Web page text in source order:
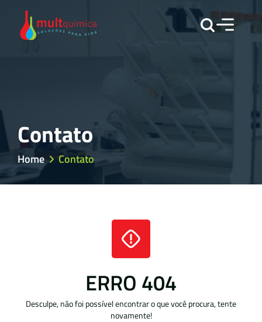
Contato
Home Contato
ERRO 404
Desculpe, não foi possível encontrar o que você procura, tente
novamente!